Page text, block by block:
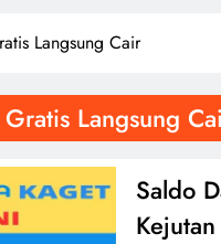
Langsung Cair
Langsung
Saldo